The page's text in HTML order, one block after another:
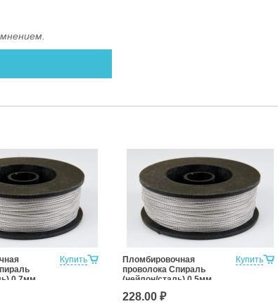
Купить
0,7мм,
Купить
Пломбировочная
проволока Спираль
(нейлон/сталь) 0,5мм,
228.00 ₽